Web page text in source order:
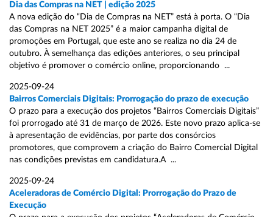
Dia das Compras na NET | edição 2025
A nova edição do “Dia de Compras na NET” está à porta. O “Dia
das Compras na NET 2025” é a maior campanha digital de
promoções em Portugal, que este ano se realiza no dia 24 de
outubro. À semelhança das edições anteriores, o seu principal
objetivo é promover o comércio online, proporcionando ...
2025-09-24
Bairros Comerciais Digitais: Prorrogação do prazo de execução
O prazo para a execução dos projetos “Bairros Comerciais Digitais”
foi prorrogado até 31 de março de 2026. Este novo prazo aplica-se
à apresentação de evidências, por parte dos consórcios
promotores, que comprovem a criação do Bairro Comercial Digital
nas condições previstas em candidatura.A ...
2025-09-24
Aceleradoras de Comércio Digital: Prorrogação do Prazo de
Execução